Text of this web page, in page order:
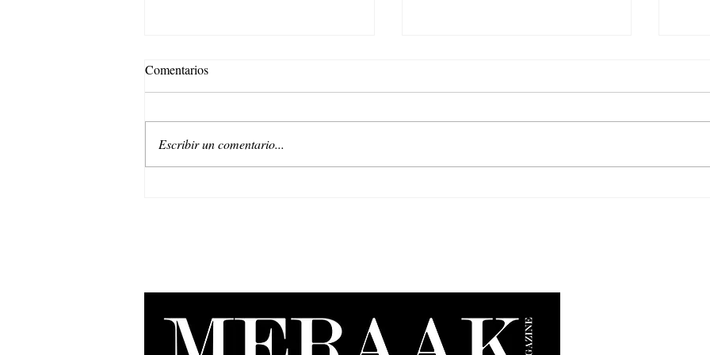
Comentarios
Escribir un comentario...